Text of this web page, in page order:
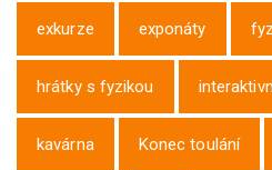
exkurze exponáty
hrátky s fyzikou
kavárna Konec toulání